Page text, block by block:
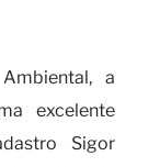
a
excelente
Sigor